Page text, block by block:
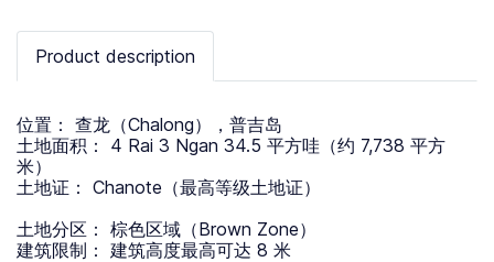
Product description
位置： 查龙（Chalong），普吉岛
土地面积： 4 Rai 3 Ngan 34.5 平方哇（约 7,738 平方
米）
土地证： Chanote（最高等级土地证）
土地分区： 棕色区域（Brown Zone）
建筑限制： 建筑高度最高可达 8 米